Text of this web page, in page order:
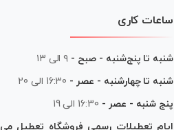
ساعات کاری
شنبه تا پنج‌شنبه - صبح - ۹ الی ۱۳
شنبه تا چهارشنبه - عصر - 16:30 الی 20
پنج شنبه - عصر - 16:30 الی 19
ایام تعطیلات رسمی فروشگاه تعطیل می